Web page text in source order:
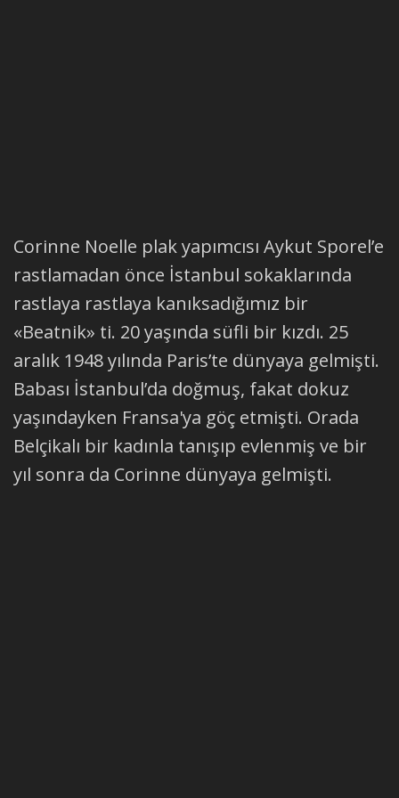
Corinne Noelle plak yapımcısı Aykut Sporel’e
rastlamadan önce İstanbul sokaklarında
rastlaya rastlaya kanıksadığımız bir
«Beatnik» ti. 20 yaşında süfli bir kızdı. 25
aralık 1948 yılında Paris’te dünyaya gelmişti.
Babası İstanbul’da doğmuş, fakat dokuz
yaşındayken Fransa'ya göç etmişti. Orada
Belçikalı bir kadınla tanışıp evlenmiş ve bir
yıl sonra da Corinne dünyaya gelmişti.